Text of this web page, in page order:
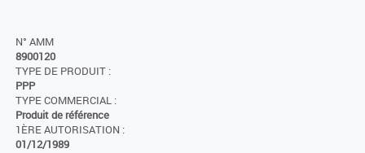
N° AMM
8900120
TYPE DE PRODUIT :
PPP
TYPE COMMERCIAL :
Produit de référence
1ÈRE AUTORISATION :
01/12/1989